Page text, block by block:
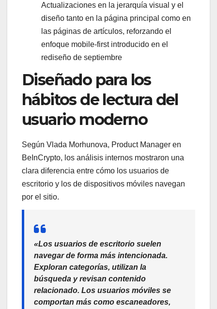
Actualizaciones en la jerarquía visual y el
diseño tanto en la página principal como en
las páginas de artículos, reforzando el
enfoque mobile-first introducido en el
rediseño de septiembre
Diseñado para los
hábitos de lectura del
usuario moderno
Según Vlada Morhunova, Product Manager en
BeInCrypto, los análisis internos mostraron una
clara diferencia entre cómo los usuarios de
escritorio y los de dispositivos móviles navegan
por el sitio.
«Los usuarios de escritorio suelen
navegar de forma más intencionada.
Exploran categorías, utilizan la
búsqueda y revisan contenido
relacionado. Los usuarios móviles se
comportan más como escaneadores,